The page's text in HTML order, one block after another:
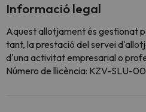
Informació legal
Aquest allotjament és gestionat
tant, la prestació del servei
d'una activitat empresarial o
Número de llicència: KZV-SLU-